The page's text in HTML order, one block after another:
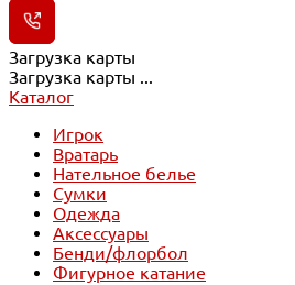
Загрузка карты
Загрузка карты ...
Каталог
Игрок
Вратарь
Нательное белье
Сумки
Одежда
Аксессуары
Бенди/флорбол
Фигурное катание